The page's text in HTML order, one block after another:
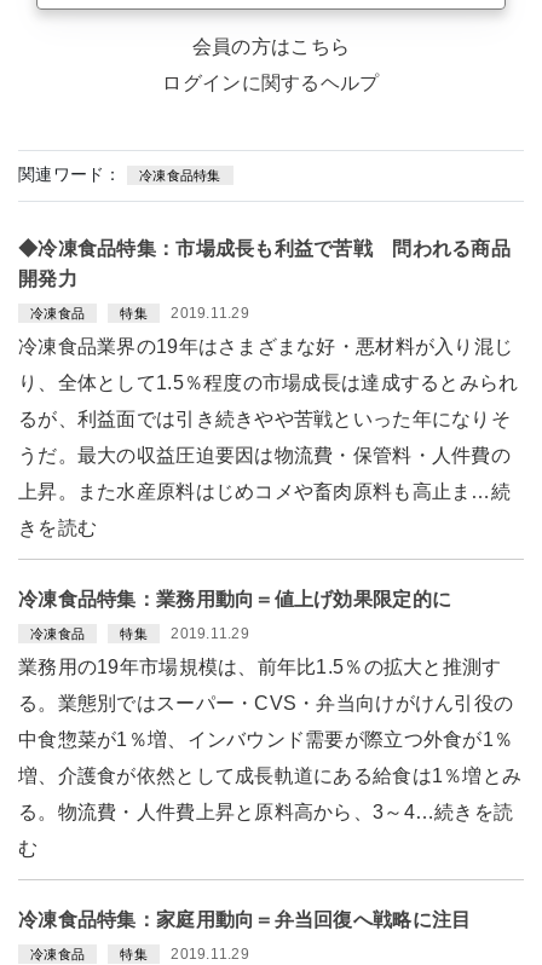
会員の方はこちら
ログインに関するヘルプ
関連ワード： 冷凍食品特集
◆冷凍食品特集：市場成長も利益で苦戦 問われる商品
開発力
冷凍食品 特集 2019.11.29
冷凍食品業界の19年はさまざまな好・悪材料が入り混じ
り、全体として1.5％程度の市場成長は達成するとみられ
るが、利益面では引き続きやや苦戦といった年になりそ
うだ。最大の収益圧迫要因は物流費・保管料・人件費の
上昇。また水産原料はじめコメや畜肉原料も高止ま…続
きを読む
冷凍食品特集：業務用動向＝値上げ効果限定的に
冷凍食品 特集 2019.11.29
業務用の19年市場規模は、前年比1.5％の拡大と推測す
る。業態別ではスーパー・CVS・弁当向けがけん引役の
中食惣菜が1％増、インバウンド需要が際立つ外食が1％
増、介護食が依然として成長軌道にある給食は1％増とみ
る。物流費・人件費上昇と原料高から、3～4…続きを読
む
冷凍食品特集：家庭用動向＝弁当回復へ戦略に注目
冷凍食品 特集 2019.11.29